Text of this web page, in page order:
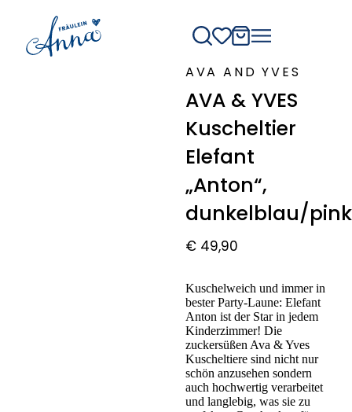
AVA AND YVES
AVA & YVES
Kuscheltier
Elefant
„Anton“,
dunkelblau/pink
€49,90
Kuschelweich und immer in
bester Party-Laune: Elefant
Anton ist der Star in jedem
Kinderzimmer! Die
zuckersüßen Ava & Yves
Kuscheltiere sind nicht nur
schön anzusehen sondern
auch hochwertig verarbeitet
und langlebig, was sie zu